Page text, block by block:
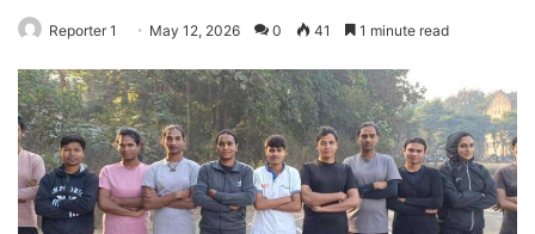
Reporter 1 May 12, 2026 0 41 1 minute read